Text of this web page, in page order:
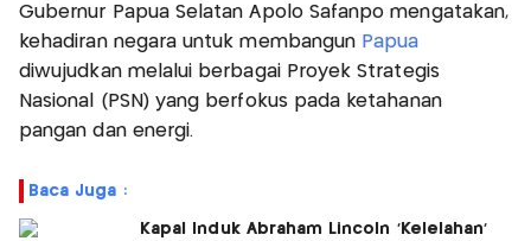
Gubernur Papua Selatan Apolo Safanpo mengatakan,
kehadiran negara untuk membangun Papua
diwujudkan melalui berbagai Proyek Strategis
Nasional (PSN) yang berfokus pada ketahanan
pangan dan energi.
Baca Juga :
Kapal Induk Abraham Lincoln 'Kelelahan'